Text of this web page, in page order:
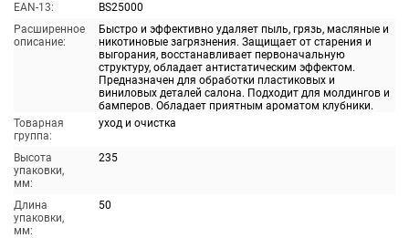
EAN-13:
BS25000
Расширенное
описание:
Быстро и эффективно удаляет пыль, грязь, масляные и
никотиновые загрязнения. Защищает от старения и
выгорания, восстанавливает первоначальную
структуру, обладает антистатическим эффектом.
Предназначен для обработки пластиковых и
виниловых деталей салона. Подходит для молдингов и
бамперов. Обладает приятным ароматом клубники.
Товарная
группа:
уход и очистка
Высота
упаковки,
мм:
235
Длина
упаковки,
мм:
50